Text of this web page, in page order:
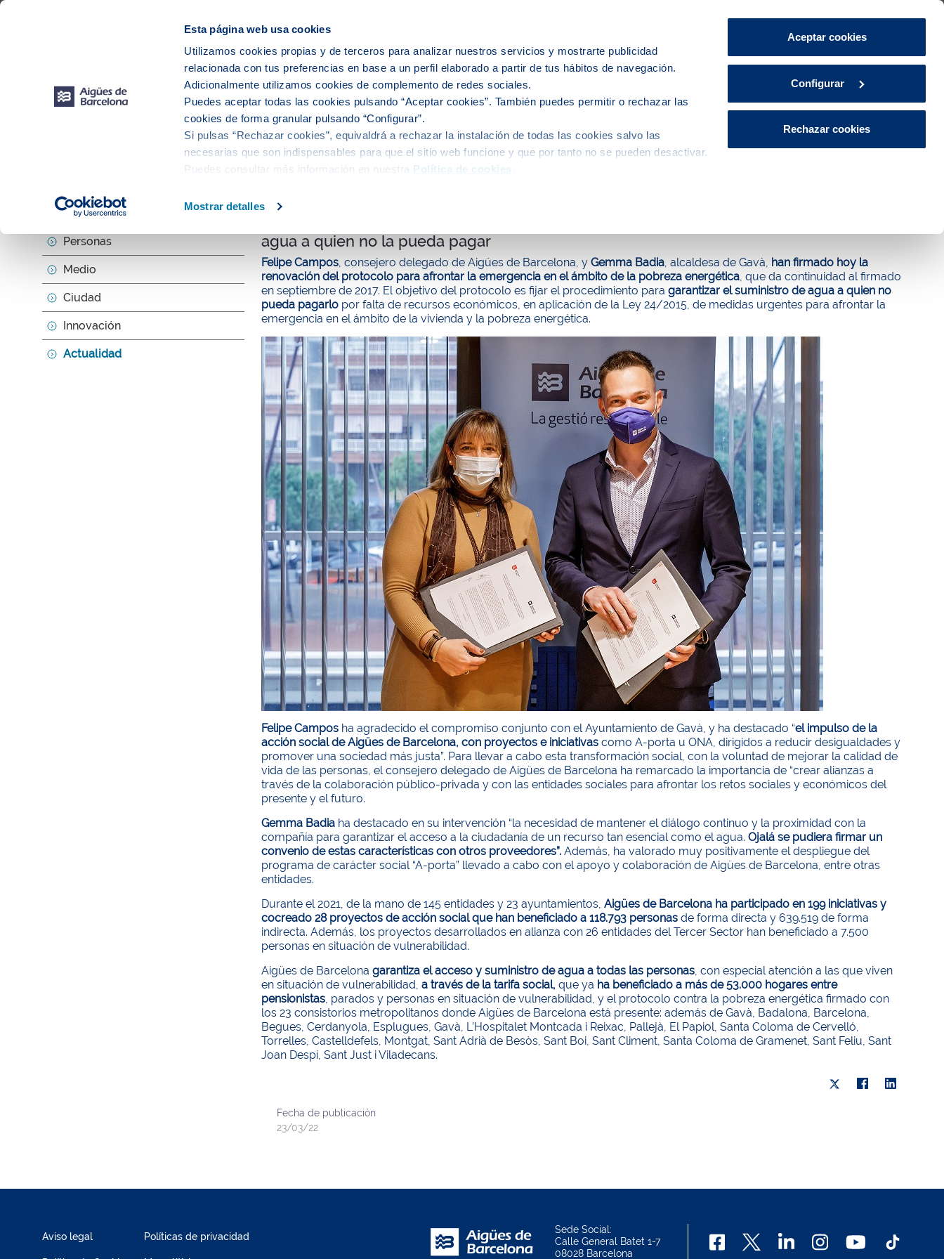
Esta página web usa cookies
Utilizamos cookies propias y de terceros para analizar nuestros servicios y mostrarte publicidad
relacionada con tus preferencias en base a un perfil elaborado a partir de tus hábitos de navegación.
Adicionalmente utilizamos cookies de complemento de redes sociales.
Puedes aceptar todas las cookies pulsando “Aceptar cookies”. También puedes permitir o rechazar las
cookies de forma granular pulsando “Configurar”.
Si pulsas “Rechazar cookies”, equivaldrá a rechazar la instalación de todas las cookies salvo las
necesarias que son indispensables para que el sitio web funcione y que por tanto no se pueden desactivar.
Puedes consultar más información en nuestra Política de cookies
Mostrar detalles
Aceptar cookies
Configurar
Rechazar cookies
CA ES Área de Clientes
Sobre nosotros Personas Ciudad Actualidad
Sobre nosotros
Personas
Medio
Ciudad
Innovación
Actualidad
Actualidad
null
agua a quien no la pueda pagar
Felipe Campos, consejero delegado de Aigües de Barcelona, y Gemma Badia, alcaldesa de Gavà, han firmado hoy la
renovación del protocolo para afrontar la emergencia en el ámbito de la pobreza energética, que da continuidad al firmado
en septiembre de 2017. El objetivo del protocolo es fijar el procedimiento para garantizar el suministro de agua a quien no
pueda pagarlo por falta de recursos económicos, en aplicación de la Ley 24/2015, de medidas urgentes para afrontar la
emergencia en el ámbito de la vivienda y la pobreza energética.
Felipe Campos ha agradecido el compromiso conjunto con el Ayuntamiento de Gavà, y ha destacado “el impulso de la
acción social de Aigües de Barcelona, con proyectos e iniciativas como A-porta u ONA, dirigidos a reducir desigualdades y
promover una sociedad más justa”. Para llevar a cabo esta transformación social, con la voluntad de mejorar la calidad de
vida de las personas, el consejero delegado de Aigües de Barcelona ha remarcado la importancia de “crear alianzas a
través de la colaboración público-privada y con las entidades sociales para afrontar los retos sociales y económicos del
presente y el futuro.
Gemma Badia ha destacado en su intervención “la necesidad de mantener el diálogo continuo y la proximidad con la
compañía para garantizar el acceso a la ciudadanía de un recurso tan esencial como el agua. Ojalá se pudiera firmar un
convenio de estas características con otros proveedores”. Además, ha valorado muy positivamente el despliegue del
programa de carácter social “A-porta” llevado a cabo con el apoyo y colaboración de Aigües de Barcelona, entre otras
entidades.
Durante el 2021, de la mano de 145 entidades y 23 ayuntamientos, Aigües de Barcelona ha participado en 199 iniciativas y
cocreado 28 proyectos de acción social que han beneficiado a 118.793 personas de forma directa y 639.519 de forma
indirecta. Además, los proyectos desarrollados en alianza con 26 entidades del Tercer Sector han beneficiado a 7.500
personas en situación de vulnerabilidad.
Aigües de Barcelona garantiza el acceso y suministro de agua a todas las personas, con especial atención a las que viven
en situación de vulnerabilidad, a través de la tarifa social, que ya ha beneficiado a más de 53.000 hogares entre
pensionistas, parados y personas en situación de vulnerabilidad, y el protocolo contra la pobreza energética firmado con
los 23 consistorios metropolitanos donde Aigües de Barcelona está presente: además de Gavà, Badalona, Barcelona,
Begues, Cerdanyola, Esplugues, Gavà, L’Hospitalet Montcada i Reixac, Pallejà, El Papiol, Santa Coloma de Cervelló,
Torrelles, Castelldefels, Montgat, Sant Adrià de Besòs, Sant Boi, Sant Climent, Santa Coloma de Gramenet, Sant Feliu, Sant
Joan Despí, Sant Just i Viladecans.
Fecha de publicación
23/03/22
Aviso legal Políticas de privacidad
Sede Social:
Calle General Batet 1-7
08028 Barcelona